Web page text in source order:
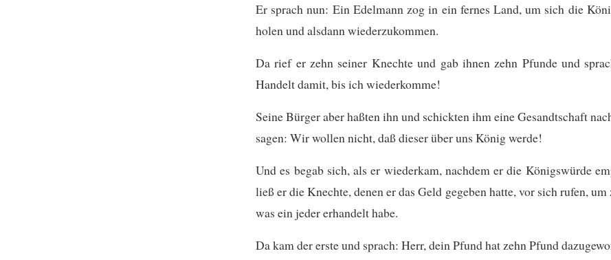
Er sprach nun: Ein Edelmann zog in ein fernes Land, um sich die
holen und alsdann wiederzukommen.
Da rief er zehn seiner Knechte und gab ihnen zehn Pfunde und
Handelt damit, bis ich wiederkomme!
Seine Bürger aber haßten ihn und schickten ihm eine Gesandtschaft
sagen: Wir wollen nicht, daß dieser über uns König werde!
Und es begab sich, als er wiederkam, nachdem er die Königswürde
ließ er die Knechte, denen er das Geld gegeben hatte, vor sich rufen,
was ein jeder erhandelt habe.
Da kam der erste und sprach: Herr, dein Pfund hat zehn Pfund